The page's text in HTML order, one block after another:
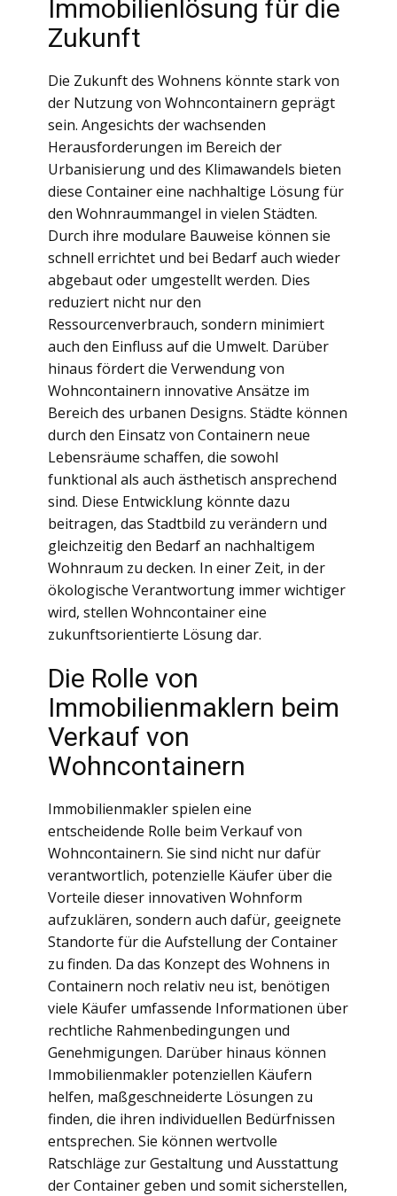
Immobilienlösung für die
Zukunft
Die Zukunft des Wohnens könnte stark von
der Nutzung von Wohncontainern geprägt
sein. Angesichts der wachsenden
Herausforderungen im Bereich der
Urbanisierung und des Klimawandels bieten
diese Container eine nachhaltige Lösung für
den Wohnraummangel in vielen Städten.
Durch ihre modulare Bauweise können sie
schnell errichtet und bei Bedarf auch wieder
abgebaut oder umgestellt werden. Dies
reduziert nicht nur den
Ressourcenverbrauch, sondern minimiert
auch den Einfluss auf die Umwelt. Darüber
hinaus fördert die Verwendung von
Wohncontainern innovative Ansätze im
Bereich des urbanen Designs. Städte können
durch den Einsatz von Containern neue
Lebensräume schaffen, die sowohl
funktional als auch ästhetisch ansprechend
sind. Diese Entwicklung könnte dazu
beitragen, das Stadtbild zu verändern und
gleichzeitig den Bedarf an nachhaltigem
Wohnraum zu decken. In einer Zeit, in der
ökologische Verantwortung immer wichtiger
wird, stellen Wohncontainer eine
zukunftsorientierte Lösung dar.
Die Rolle von
Immobilienmaklern beim
Verkauf von
Wohncontainern
Immobilienmakler spielen eine
entscheidende Rolle beim Verkauf von
Wohncontainern. Sie sind nicht nur dafür
verantwortlich, potenzielle Käufer über die
Vorteile dieser innovativen Wohnform
aufzuklären, sondern auch dafür, geeignete
Standorte für die Aufstellung der Container
zu finden. Da das Konzept des Wohnens in
Containern noch relativ neu ist, benötigen
viele Käufer umfassende Informationen über
rechtliche Rahmenbedingungen und
Genehmigungen. Darüber hinaus können
Immobilienmakler potenziellen Käufern
helfen, maßgeschneiderte Lösungen zu
finden, die ihren individuellen Bedürfnissen
entsprechen. Sie können wertvolle
Ratschläge zur Gestaltung und Ausstattung
der Container geben und somit sicherstellen,